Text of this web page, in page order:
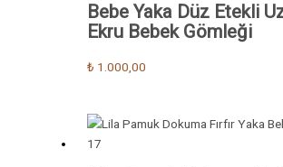
Bebe Yaka Düz Etekli
Ekru Bebek Gömleği
₺ 1.000,00